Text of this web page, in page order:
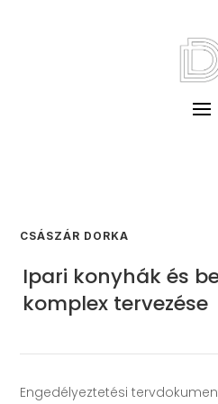
CSÁSZÁR DORKA
Ipari konyhák és
komplex tervezése
Engedélyeztetési